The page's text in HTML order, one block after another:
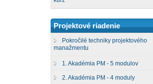
Projektové riadenie
Pokročilé techniky projektového
manažmentu
1. Akadémia PM - 5 modulov
2. Akadémia PM - 4 moduly